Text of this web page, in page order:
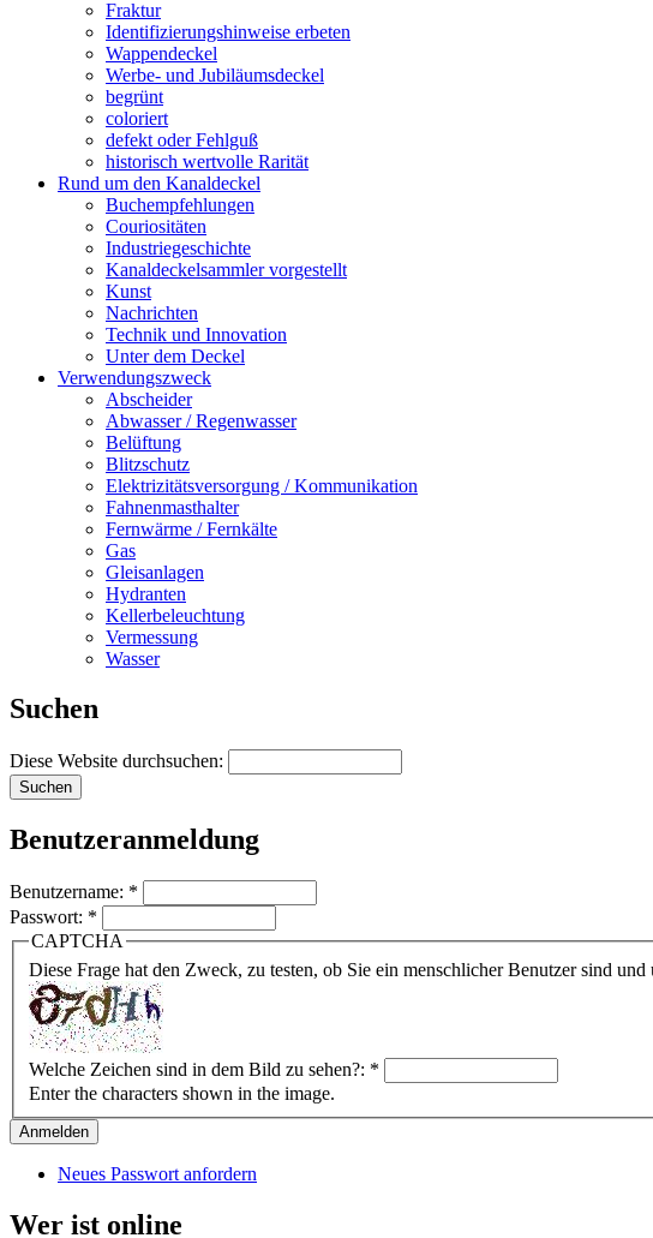
Fraktur
Identifizierungshinweise erbeten
Wappendeckel
Werbe- und Jubiläumsdeckel
begrünt
coloriert
defekt oder Fehlguß
historisch wertvolle Rarität
Rund um den Kanaldeckel
Buchempfehlungen
Couriositäten
Industriegeschichte
Kanaldeckelsammler vorgestellt
Kunst
Nachrichten
Technik und Innovation
Unter dem Deckel
Verwendungszweck
Abscheider
Abwasser / Regenwasser
Belüftung
Blitzschutz
Elektrizitätsversorgung / Kommunikation
Fahnenmasthalter
Fernwärme / Fernkälte
Gas
Gleisanlagen
Hydranten
Kellerbeleuchtung
Vermessung
Wasser
Suchen
Diese Website durchsuchen:
Benutzeranmeldung
Benutzername: *
Passwort: *
CAPTCHA
Diese Frage hat den Zweck, zu testen, ob Sie ein menschlicher Benutzer sind
Welche Zeichen sind in dem Bild zu sehen?: *
Enter the characters shown in the image.
Neues Passwort anfordern
Wer ist online